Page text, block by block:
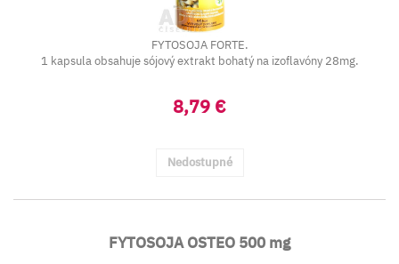
FYTOSOJA FORTE.
1 kapsula obsahuje sójový extrakt bohatý na izoflavóny 28mg.
8,79 €
Nedostupné
FYTOSOJA OSTEO 500 mg